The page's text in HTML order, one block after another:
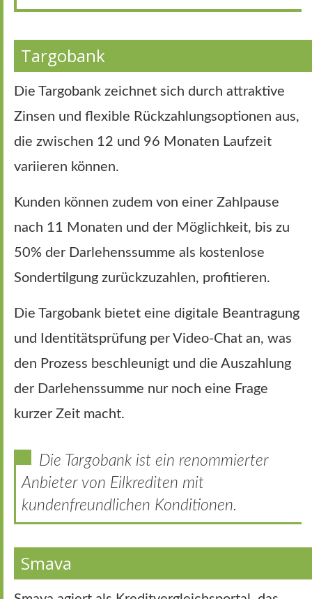
Targobank
Die Targobank zeichnet sich durch attraktive
Zinsen und flexible Rückzahlungsoptionen aus,
die zwischen 12 und 96 Monaten Laufzeit
variieren können.
Kunden können zudem von einer Zahlpause
nach 11 Monaten und der Möglichkeit, bis zu
50% der Darlehenssumme als kostenlose
Sondertilgung zurückzuzahlen, profitieren.
Die Targobank bietet eine digitale Beantragung
und Identitätsprüfung per Video-Chat an, was
den Prozess beschleunigt und die Auszahlung
der Darlehenssumme nur noch eine Frage
kurzer Zeit macht.
Die Targobank ist ein renommierter
Anbieter von Eilkrediten mit
kundenfreundlichen Konditionen.
Smava